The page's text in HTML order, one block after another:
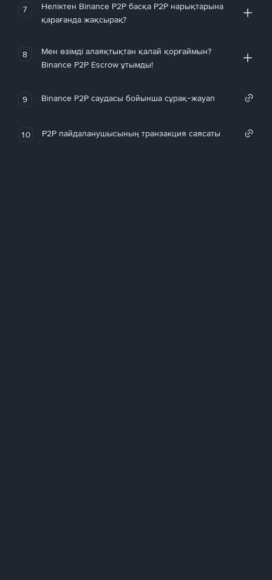
7
Неліктен Binance P2P басқа P2P нарықтарына
қарағанда жақсырақ?
8
Мен өзімді алаяқтықтан қалай қорғаймын?
Binance P2P Escrow ұтымды!
9 Binance P2P саудасы бойынша сұрақ-жауап
10 P2P пайдаланушысының транзакция саясаты